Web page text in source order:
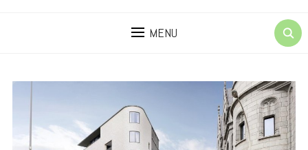
MENU